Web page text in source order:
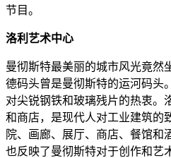
节目。
洛利艺术中心
曼彻斯特最美丽的城市风光竟然
德码头曾是曼彻斯特的运河码头
对尖锐钢铁和玻璃残片的热衷。
和商店，是现代人对工业建筑的
院、画廊、展厅、商店、餐馆和
也反映了曼彻斯特对于创作和艺